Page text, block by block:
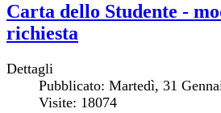
Carta dello Studente -
richiesta
Dettagli
Pubblicato: Martedì, 31
Visite: 18074